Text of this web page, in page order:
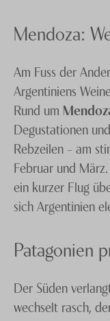
Mendoza:
Am Fuss der
Argentiniens
Rund um
Degustationen
Rebzeilen – am
Februar und
ein kurzer Flug
sich Argentinien
Patagonien
Der Süden
wechselt rasch,